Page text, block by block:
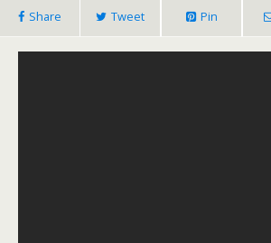
Share Tweet Pin